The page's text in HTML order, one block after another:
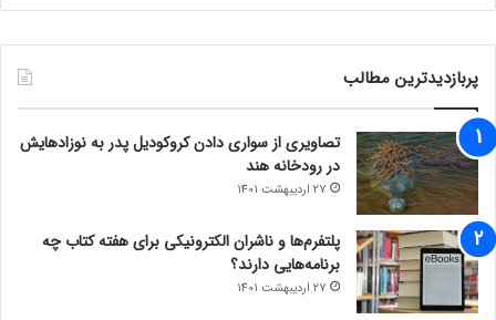
پربازدیدترین مطالب
تصاویری از سواری دادن کروکودیل پدر به نوزادهایش
در رودخانه هند
27 اردیبهشت 1401
پلتفرم‌ها و ناشران الکترونیکی برای هفته کتاب چه
برنامه‌هایی دارند؟
27 اردیبهشت 1401